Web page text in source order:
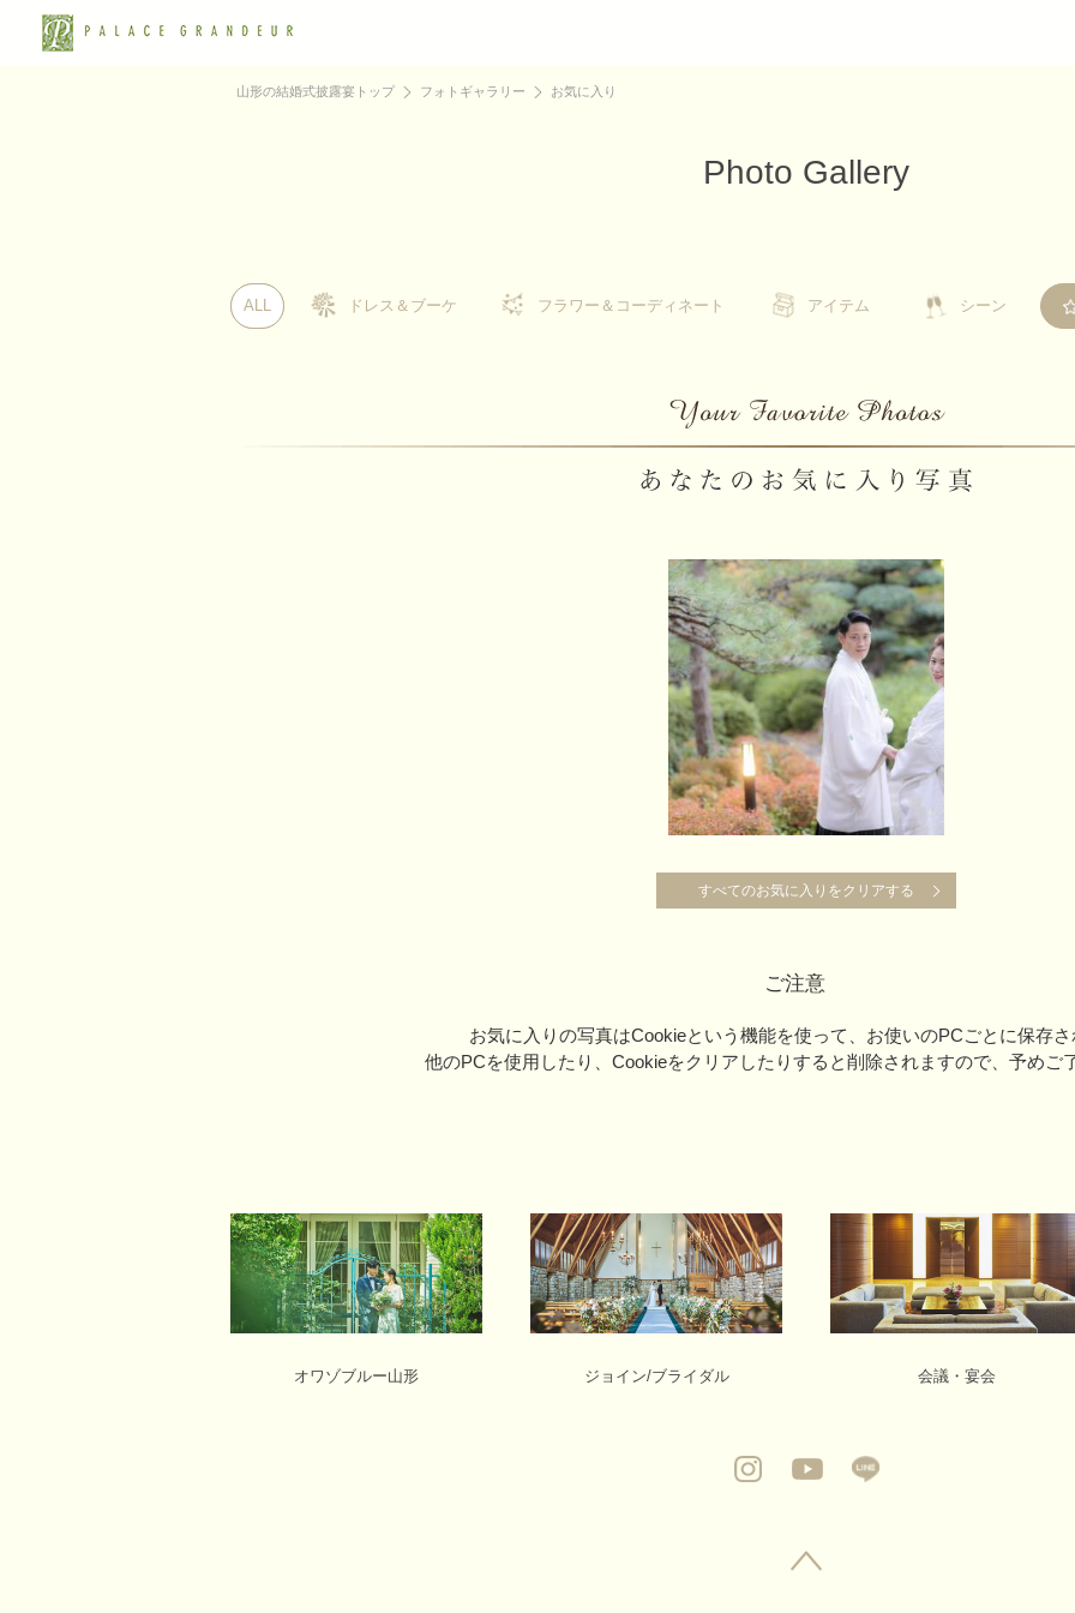
山形の結婚式披露宴トップ フォトギャラリー お気に入り
Photo Gallery
ALL
ALL ドレス＆ブーケ
ドレス＆ブーケ フラワー＆コーディネート
フラワー＆コーディネート アイテム
アイテム シーン
シーン
すべてのお気に入りをクリアする
すべてのお気に入りをクリアする
ご注意
お気に入りの写真はCookieという機能を使って、お使いのPCごとに保存さ
他のPCを使用したり、Cookieをクリアしたりすると削除されますので、予めご
オワゾブルー山形 ジョイン/ブライダル 会議・宴会